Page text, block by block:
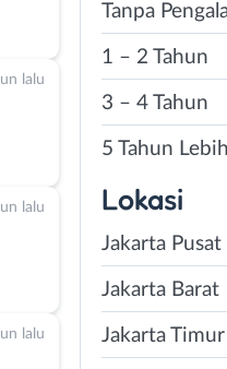
lalu
lalu
lalu
Tanpa
1 – 2 Tahun
3 – 4 Tahun
5 Tahun Lebih
Lokasi
Jakarta Pusat
Jakarta Barat
Jakarta Timur